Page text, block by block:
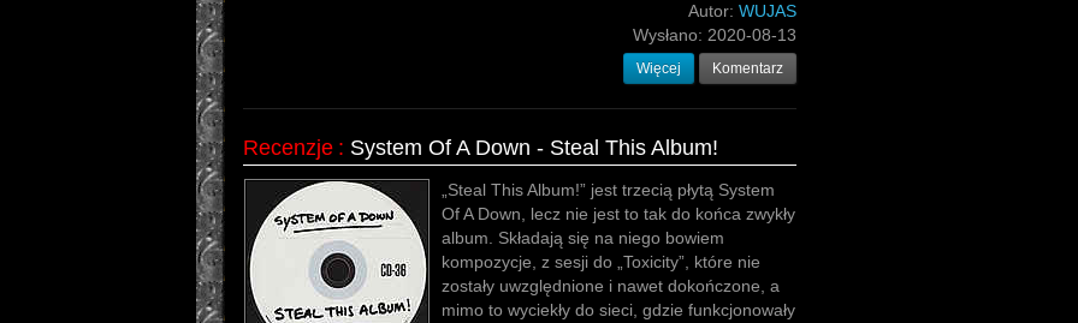
Autor: WUJAS
Wysłano: 2020-08-13
Więcej Komentarz
Recenzje : System Of A Down - Steal This Album!
„Steal This Album!” jest trzecią płytą System
Of A Down, lecz nie jest to tak do końca zwykły
album. Składają się na niego bowiem
kompozycje, z sesji do „Toxicity”, które nie
zostały uwzględnione i nawet dokończone, a
mimo to wyciekły do sieci, gdzie funkcjonowały